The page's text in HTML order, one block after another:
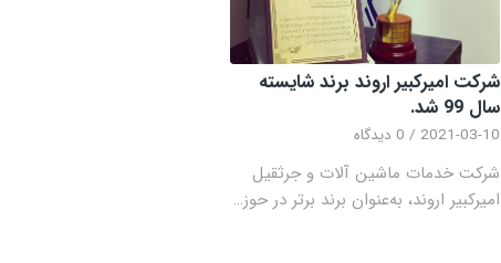
شرکت امیرکبیر اروند برند شایسته
سال 99 شد.
2021-03-10
/ 0 دیدگاه
شرکت خدمات ماشین آلات و جرثقیل
امیرکبیر اروند، به‌عنوان برند برتر در حوز…